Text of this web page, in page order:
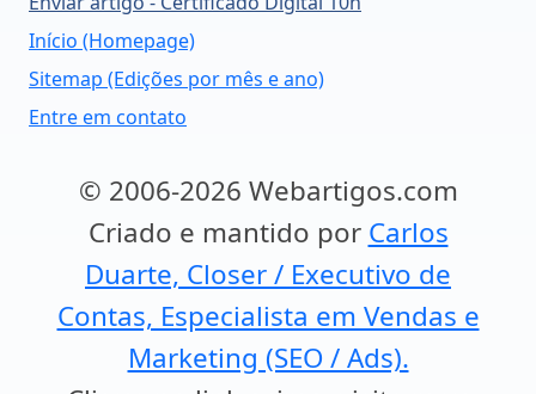
Início (Homepage)
Sitemap (Edições por mês e ano)
Entre em contato
© 2006-2026 Webartigos.com
Criado e mantido por Carlos
Duarte, Closer / Executivo de
Contas, Especialista em Vendas e
Marketing (SEO / Ads).